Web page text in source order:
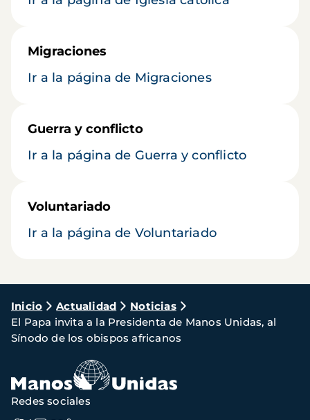
Migraciones
Ir a la página de Migraciones
Guerra y conflicto
Ir a la página de Guerra y conflicto
Voluntariado
Ir a la página de Voluntariado
Ruta
de
navegación
Inicio Actualidad
Noticias
El Papa invita a la Presidenta de Manos Unidas, al
Sínodo de los obispos africanos
Redes sociales